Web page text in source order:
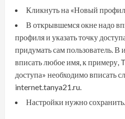
Кликнуть на «Новый
В открывшемся окне надо
профиля и указать точку
придумать сам пользователь.
вписать любое имя, к примеру,
доступа» необходимо вписать
internet.tanya21.ru.
Настройки нужно сохранить.